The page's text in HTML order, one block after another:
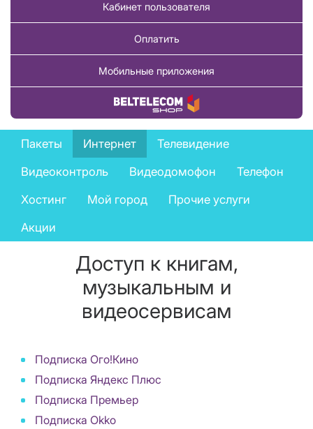
Кабинет пользователя
Оплатить
Мобильные приложения
Купить товар
Private
services
menu
Пакеты Интернет
Телевидение
Видеоконтроль
Видеодомофон
Телефон
Хостинг
Мой город
Прочие услуги
Акции
Доступ к книгам,
музыкальным и
видеосервисам
Подписка Ого!Кино
Подписка Яндекс Плюс
Подписка Премьер
Подписка Okko